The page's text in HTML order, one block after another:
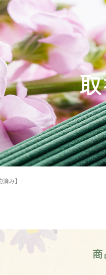
み】